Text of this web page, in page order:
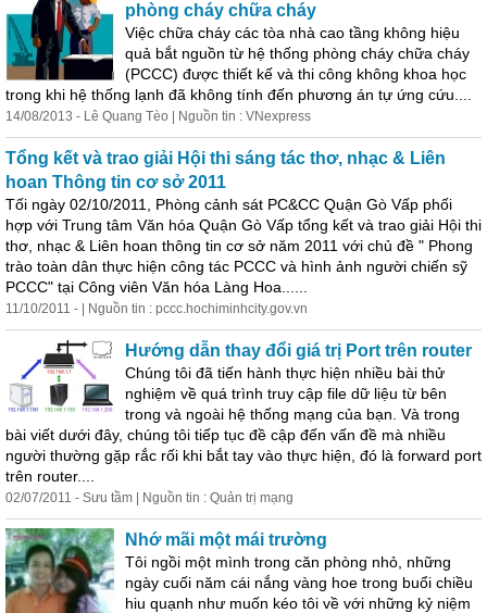
phòng cháy chữa cháy
Việc chữa cháy các tòa nhà cao tầng không hiệu
quả bắt nguồn từ hệ thống phòng cháy chữa cháy
(PCCC) được thiết kế và thi công không khoa học
trong khi hệ thống lạnh đã không tính đến phương án tự ứng cứu....
14/08/2013 - Lê Quang Tèo | Nguồn tin : VNexpress
Tổng kết và trao giải Hội thi sáng tác thơ, nhạc & Liên
hoan Thông tin cơ sở 2011
Tối ngày 02/10/2011, Phòng cảnh sát PC&CC Quận Gò Vấp phối
hợp với Trung tâm Văn hóa Quận Gò Vấp tổng kết và trao giải Hội thi
thơ, nhạc & Liên hoan thông tin cơ sở năm 2011 với chủ đề " Phong
trào toàn dân thực hiện công tác PCCC và hình ảnh người chiến sỹ
PCCC" tại Công viên Văn hóa Làng Hoa......
11/10/2011 - | Nguồn tin : pccc.hochiminhcity.gov.vn
Hướng dẫn thay đổi giá trị Port trên router
Chúng tôi đã tiến hành thực hiện nhiều bài thử
nghiệm về quá trình truy cập file dữ liệu từ bên
trong và ngoài hệ thống mạng của bạn. Và trong
bài viết dưới đây, chúng tôi tiếp tục đề cập đến vấn đề mà nhiều
người thường gặp rắc rối khi bắt tay vào thực hiện, đó là forward port
trên router....
02/07/2011 - Sưu tầm | Nguồn tin : Quản trị mạng
Nhớ mãi một mái trường
Tôi ngồi một mình trong căn phòng nhỏ, những
ngày cuối năm cái nắng vàng hoe trong buổi chiều
hiu quạnh như muốn kéo tôi về với những kỷ niệm